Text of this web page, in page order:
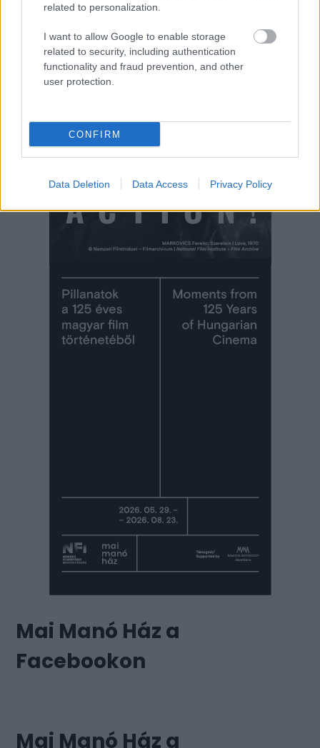
related to personalization.
I want to allow Google to enable storage
related to security, including authentication
functionality and fraud prevention, and other
user protection.
CONFIRM
Data Deletion Data Access Privacy Policy
Mai Manó Ház a
Facebookon
Mai Manó Ház a